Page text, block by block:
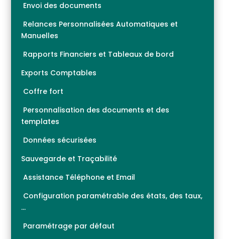
Envoi des documents
Relances Personnalisées Automatiques et
Manuelles
Rapports Financiers et Tableaux de bord
Exports Comptables
Coffre fort
Personnalisation des documents et des
templates
Données sécurisées
Sauvegarde et Traçabilité
Assistance Téléphone et Email
Configuration paramétrable des états, des taux,
…
Paramétrage par défaut